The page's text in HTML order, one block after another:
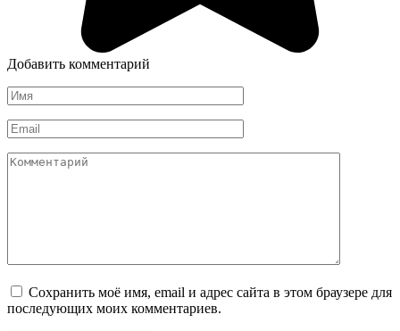
Добавить комментарий
Имя
*
Email
*
Комментарий
Сохранить моё имя, email и адрес сайта в этом браузере для
последующих моих комментариев.